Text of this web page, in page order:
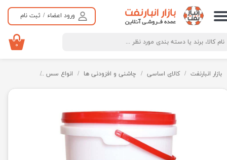
ورود اعضاء / ثبت نام
حساب کاربری من
تغییر گذر واژه
سفارشات
خروج از حساب کاربری
۰
بازار انبارنفت کالای اساسی چاشنی و افزودنی ها انواع سس